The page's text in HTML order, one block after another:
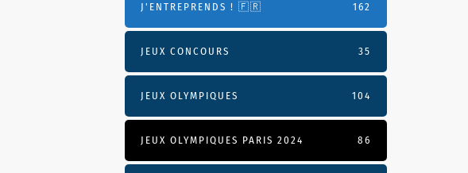
J'ENTREPRENDS ! 🇫🇷 162
JEUX CONCOURS 35
JEUX OLYMPIQUES 104
JEUX OLYMPIQUES PARIS 2024 86